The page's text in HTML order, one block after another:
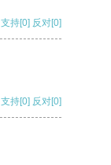
支持[0] 反对[0]
支持[0] 反对[0]